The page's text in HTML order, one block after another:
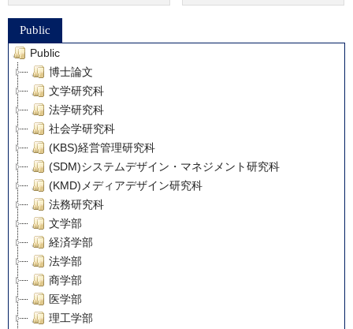
Public
Public
博士論文
文学研究科
法学研究科
社会学研究科
(KBS)経営管理研究科
(SDM)システムデザイン・マネジメント研究科
(KMD)メディアデザイン研究科
法務研究科
文学部
経済学部
法学部
商学部
医学部
理工学部